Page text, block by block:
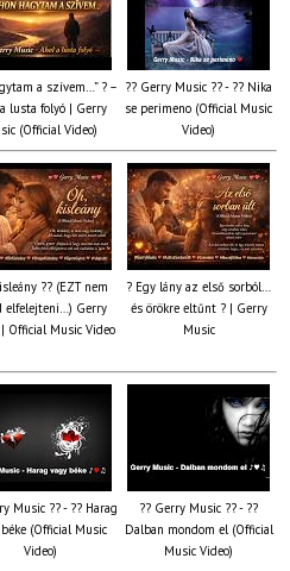
a szívem…” ? –
lusta folyó | Gerry
(Official Video)
?? Gerry Music ?? - ?? Nika
se perimeno (Official Music
Video)
?? (EZT nem
elfelejteni…) Gerry
Official Music Video
? Egy lány az első sorból…
és örökre eltűnt ? | Gerry
Music
Music ?? - ?? Harag
(Official Music
Video)
?? Gerry Music ?? - ??
Dalban mondom el (Official
Music Video)